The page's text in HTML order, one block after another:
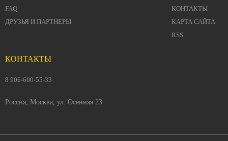
FAQ
ДРУЗЬЯ И ПАРТНЕРЫ
КОНТАКТЫ
КАРТА САЙТА
RSS
КОНТАКТЫ
8 906-600-55-33
Россия, Москва, ул. Осенняя 23